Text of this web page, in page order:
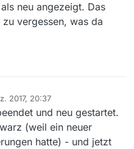
neu angezeigt. Das
vergessen, was da
2017, 20:37
und neu gestartet.
(weil ein neuer
hatte) - und jetzt